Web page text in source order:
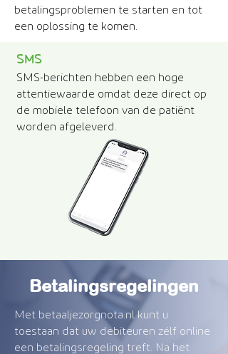
betalingsproblemen te starten en tot
een oplossing te komen.
SMS
SMS-berichten hebben een hoge
attentiewaarde omdat deze direct op
de mobiele telefoon van de patiënt
worden afgeleverd.
Betalingsregelingen
Met betaaljezorgnota.nl kunt u
toestaan dat uw debiteuren zélf online
een betalingsregeling treft. Na het